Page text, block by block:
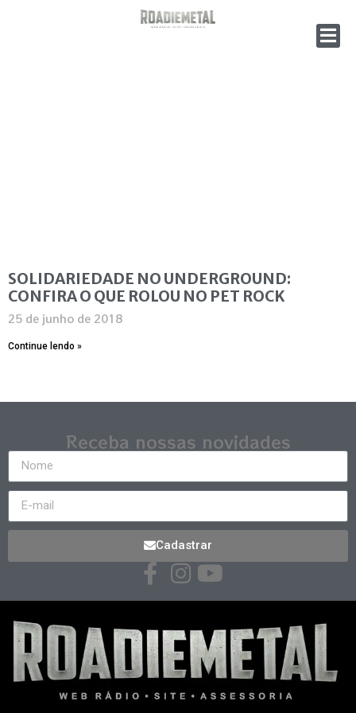
SOLIDARIEDADE NO UNDERGROUND:
CONFIRA O QUE ROLOU NO PET ROCK
25 de junho de 2018
Continue lendo »
Receba nossas novidades
Cadastrar